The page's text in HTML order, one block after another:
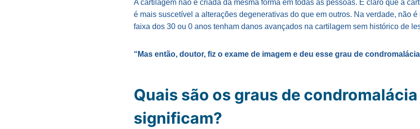
A cartilagem não é criada da mesma forma em todas as pessoas. É claro que a
é mais suscetível a alterações degenerativas do que em outros. Na verdade, não
faixa dos 30 ou 0 anos tenham danos avançados na cartilagem sem histórico de
“Mas então, doutor, fiz o exame de imagem e deu esse grau de
Quais são os graus de
significam?